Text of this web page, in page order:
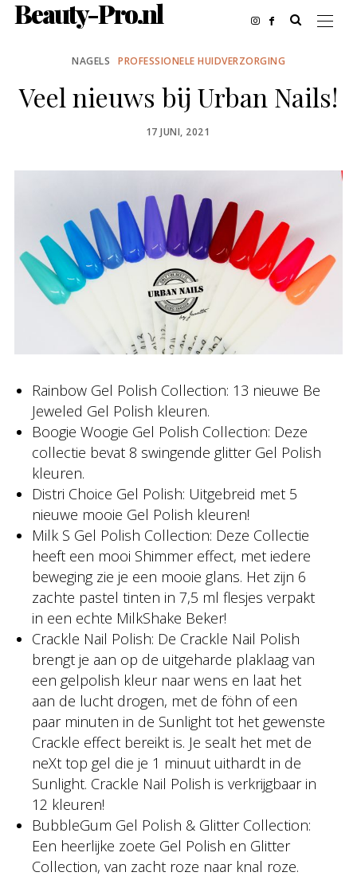
Beauty-Pro.nl
NAGELS PROFESSIONELE HUIDVERZORGING
Veel nieuws bij Urban Nails!
POSTED
17 JUNI, 2021
Rainbow Gel Polish Collection: 13 nieuwe Be
Jeweled Gel Polish kleuren.
Boogie Woogie Gel Polish Collection: Deze
collectie bevat 8 swingende glitter Gel Polish
kleuren.
Distri Choice Gel Polish: Uitgebreid met 5
nieuwe mooie Gel Polish kleuren!
Milk S Gel Polish Collection: Deze Collectie
heeft een mooi Shimmer effect, met iedere
beweging zie je een mooie glans. Het zijn 6
zachte pastel tinten in 7,5 ml flesjes verpakt
in een echte MilkShake Beker!
Crackle Nail Polish: De Crackle Nail Polish
brengt je aan op de uitgeharde plaklaag van
een gelpolish kleur naar wens en laat het
aan de lucht drogen, met de föhn of een
paar minuten in de Sunlight tot het gewenste
Crackle effect bereikt is. Je sealt het met de
neXt top gel die je 1 minuut uithardt in de
Sunlight. Crackle Nail Polish is verkrijgbaar in
12 kleuren!
BubbleGum Gel Polish & Glitter Collection:
Een heerlijke zoete Gel Polish en Glitter
Collection, van zacht roze naar knal roze.